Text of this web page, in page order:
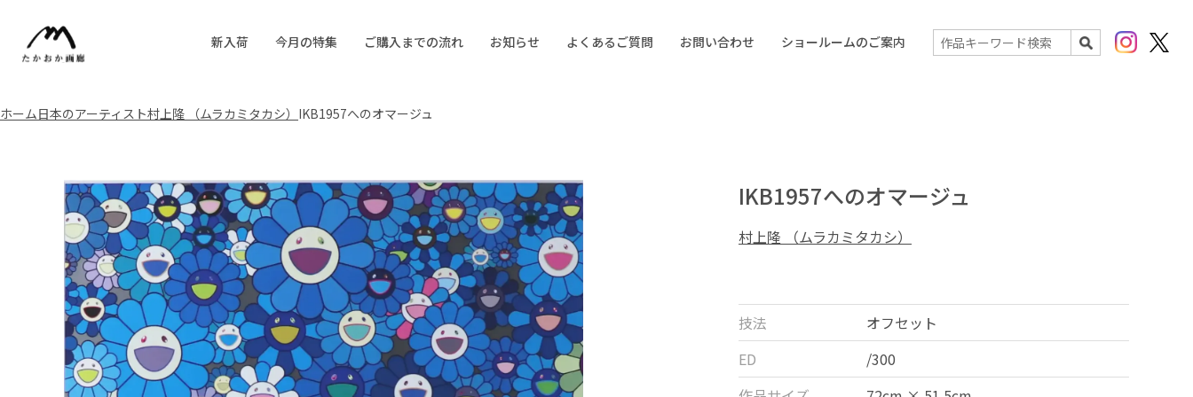
新入荷 今月の特集 ご購入までの流れ お知らせ よくあるご質問 お問い合わせ ショールームのご案内
検索
Instagram
ホーム日本のアーティスト村上隆 （ムラカミタカシ） IKB1957へのオマージュ
IKB1957へのオマージュ
村上隆 （ムラカミタカシ）
技法
オフセット
ED
/300